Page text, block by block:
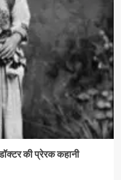
की प्रेरक कहानी